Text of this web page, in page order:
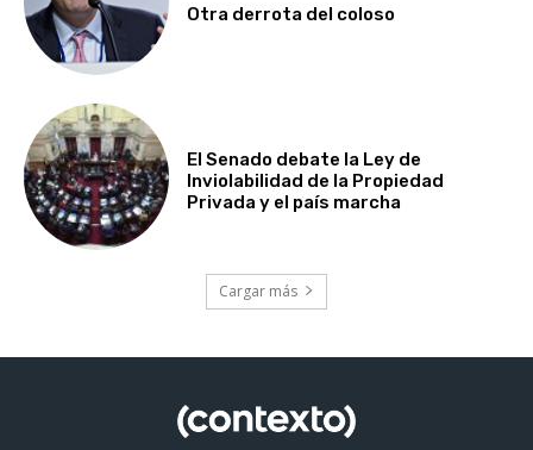
Otra derrota del coloso
El Senado debate la Ley de
Inviolabilidad de la Propiedad
Privada y el país marcha
Cargar más